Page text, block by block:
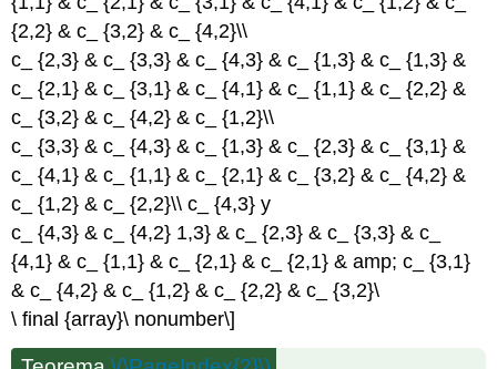
{2,2} & c_ {3,2} & c_ {4,2}\\
c_ {2,3} & c_ {3,3} & c_ {4,3} & c_ {1,3} & c_ {1,3} &
c_ {2,1} & c_ {3,1} & c_ {4,1} & c_ {1,1} & c_ {2,2} &
c_ {3,2} & c_ {4,2} & c_ {1,2}\\
c_ {3,3} & c_ {4,3} & c_ {1,3} & c_ {2,3} & c_ {3,1} &
c_ {4,1} & c_ {1,1} & c_ {2,1} & c_ {3,2} & c_ {4,2} &
c_ {1,2} & c_ {2,2}\\ c_ {4,3} y
c_ {4,3} & c_ {4,2} 1,3} & c_ {2,3} & c_ {3,3} & c_
{4,1} & c_ {1,1} & c_ {2,1} & c_ {2,1} & amp; c_ {3,1}
& c_ {4,2} & c_ {1,2} & c_ {2,2} & c_ {3,2}\
\ final {array}\ nonumber\]